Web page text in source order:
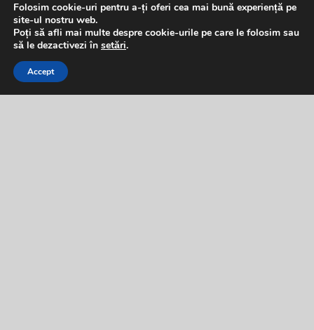
Folosim cookie-uri pentru a-ți oferi cea mai bună experiență pe
site-ul nostru web.
Poți să afli mai multe despre cookie-urile pe care le folosim sau
să le dezactivezi în setări.
Accept